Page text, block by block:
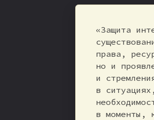
«Защита
права,
но и
и
в
в моменты,